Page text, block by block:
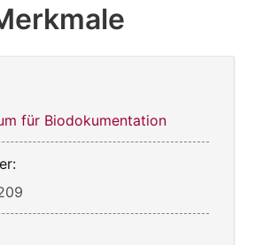
für Biodokumentation